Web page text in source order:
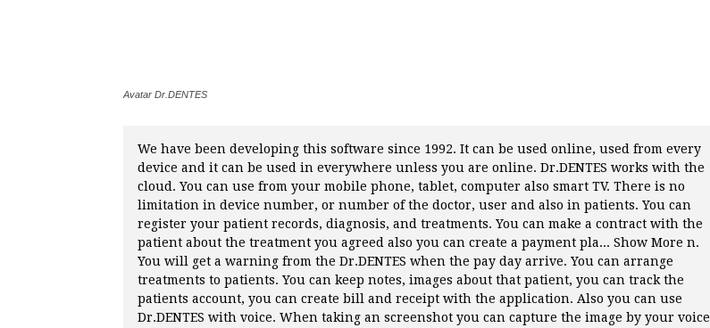
Avatar Dr.DENTES
We have been developing this software since 1992. It can be used online, used from every
device and it can be used in everywhere unless you are online. Dr.DENTES works with the
cloud. You can use from your mobile phone, tablet, computer also smart TV. There is no
limitation in device number, or number of the doctor, user and also in patients. You can
register your patient records, diagnosis, and treatments. You can make a contract with the
patient about the treatment you agreed also you can create a payment pla... Show More n.
You will get a warning from the Dr.DENTES when the pay day arrive. You can arrange
treatments to patients. You can keep notes, images about that patient, you can track the
patients account, you can create bill and receipt with the application. Also you can use
Dr.DENTES with voice. When taking an screenshot you can capture the image by your voice